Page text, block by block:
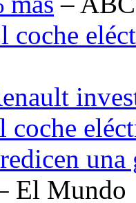
coche
coche
El Mundo